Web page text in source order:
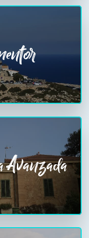
Avanzada